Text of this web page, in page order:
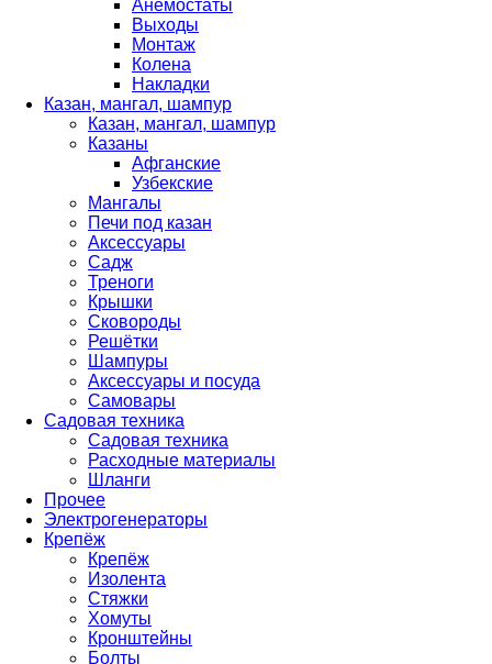
Анемостаты
Выходы
Монтаж
Колена
Накладки
Казан, мангал, шампур
Казан, мангал, шампур
Казаны
Афганские
Узбекские
Мангалы
Печи под казан
Аксессуары
Садж
Треноги
Крышки
Сковороды
Решётки
Шампуры
Аксессуары и посуда
Самовары
Садовая техника
Садовая техника
Расходные материалы
Шланги
Прочее
Электрогенераторы
Крепёж
Крепёж
Изолента
Стяжки
Хомуты
Кронштейны
Болты